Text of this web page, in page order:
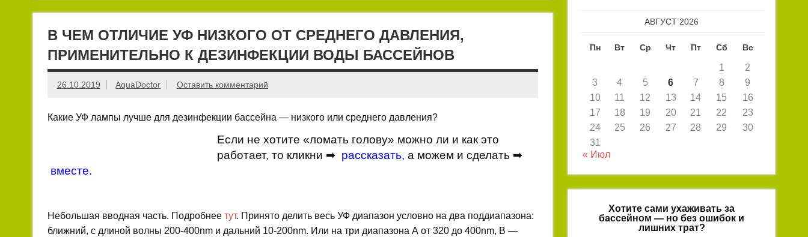
В ЧЕМ ОТЛИЧИЕ УФ НИЗКОГО ОТ СРЕДНЕГО ДАВЛЕНИЯ,
ПРИМЕНИТЕЛЬНО К ДЕЗИНФЕКЦИИ ВОДЫ БАССЕЙНОВ
26.10.2019 AquaDoctor Оставить комментарий
Какие УФ лампы лучше для дезинфекции бассейна — низкого или среднего давления?
Если не хотите «ломать голову» можно ли и как это
работает, то кликни ➡ рассказать, а можем и сделать ➡
вместе.
Небольшая вводная часть. Подробнее тут. Принято делить весь УФ диапазон условно на два поддиапазона:
ближний, с длиной волны 200-400nm и дальний 10-200nm. Или на три диапазона А от 320 до 400nm, В —
АВГУСТ 2026
Пн Вт Ср Чт Пт Сб Вс
1
2
3
4 5 6 7 8
9
10
11 12 13 14 15
16
17
18 19 20 21 22
23
24
25 26 27 28 29
30
31
« Июл
Хотите сами ухаживать за
бассейном — но без ошибок и
лишних трат?